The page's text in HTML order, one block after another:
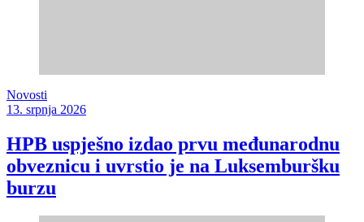
Novosti
13. srpnja 2026
HPB uspješno izdao prvu međunarodnu
obveznicu i uvrstio je na Luksemburšku
burzu